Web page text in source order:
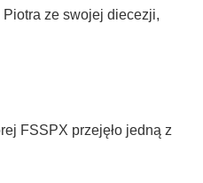
ze swojej diecezji,
FSSPX przejęło jedną z